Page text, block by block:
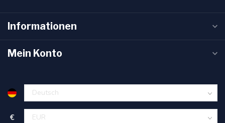
Informationen
Mein Konto
€